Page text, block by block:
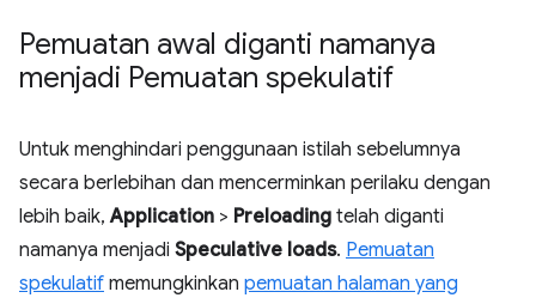
Pemuatan awal diganti namanya
menjadi Pemuatan spekulatif
Untuk menghindari penggunaan istilah sebelumnya
secara berlebihan dan mencerminkan perilaku dengan
lebih baik,Application > Preloading telah diganti
namanya menjadi Speculative loads. Pemuatan
spekulatif memungkinkan pemuatan halaman yang